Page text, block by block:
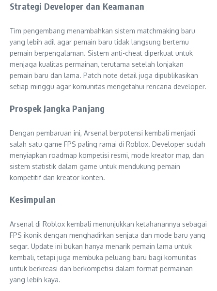
Strategi Developer dan Keamanan
Tim pengembang menambahkan sistem matchmaking baru
yang lebih adil agar pemain baru tidak langsung bertemu
pemain berpengalaman. Sistem anti-cheat diperkuat untuk
menjaga kualitas permainan, terutama setelah lonjakan
pemain baru dan lama. Patch note detail juga dipublikasikan
setiap minggu agar komunitas mengetahui rencana developer.
Prospek Jangka Panjang
Dengan pembaruan ini, Arsenal berpotensi kembali menjadi
salah satu game FPS paling ramai di Roblox. Developer sudah
menyiapkan roadmap kompetisi resmi, mode kreator map, dan
sistem statistik dalam game untuk mendukung pemain
kompetitif dan kreator konten.
Kesimpulan
Arsenal di Roblox kembali menunjukkan ketahanannya sebagai
FPS ikonik dengan menghadirkan senjata dan mode baru yang
segar. Update ini bukan hanya menarik pemain lama untuk
kembali, tetapi juga membuka peluang baru bagi komunitas
untuk berkreasi dan berkompetisi dalam format permainan
yang lebih kaya.